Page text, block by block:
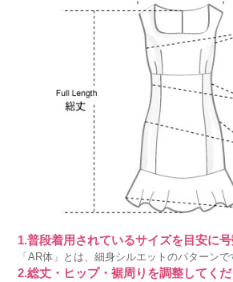
1.普段着用されているサイズを目安に号
「AR体」とは、細身シルエットのパターンで
2.総丈・ヒップ・裾周りを調整してくだ